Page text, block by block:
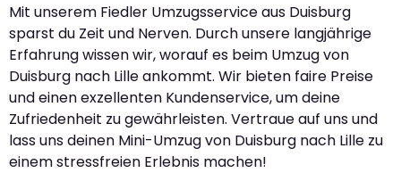
Mit unserem Fiedler Umzugsservice aus Duisburg
sparst du Zeit und Nerven. Durch unsere langjährige
Erfahrung wissen wir, worauf es beim Umzug von
Duisburg nach Lille ankommt. Wir bieten faire Preise
und einen exzellenten Kundenservice, um deine
Zufriedenheit zu gewährleisten. Vertraue auf uns und
lass uns deinen Mini-Umzug von Duisburg nach Lille zu
einem stressfreien Erlebnis machen!